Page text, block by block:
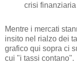
crisi
Mentre i mercati
insito nel rialzo dei
grafico qui sopra ci
cui "i tassi contano".